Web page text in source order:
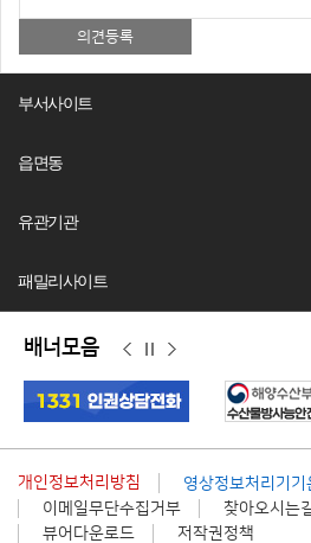
부서사이트
읍면동
유관기관
패밀리사이트
배너모음
이
전
정
지
다
음
개인정보처리방침
영상정보처리기기
이메일무단수집거부
찾아오시는
뷰어다운로드
저작권정책